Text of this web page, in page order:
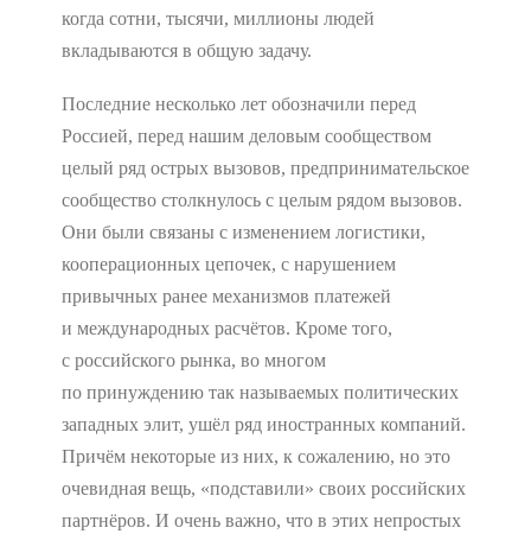
когда сотни, тысячи, миллионы людей
вкладываются в общую задачу.
Последние несколько лет обозначили перед
Россией, перед нашим деловым сообществом
целый ряд острых вызовов, предпринимательское
сообщество столкнулось с целым рядом вызовов.
Они были связаны с изменением логистики,
кооперационных цепочек, с нарушением
привычных ранее механизмов платежей
и международных расчётов. Кроме того,
с российского рынка, во многом
по принуждению так называемых политических
западных элит, ушёл ряд иностранных компаний.
Причём некоторые из них, к сожалению, но это
очевидная вещь, «подставили» своих российских
партнёров. И очень важно, что в этих непростых